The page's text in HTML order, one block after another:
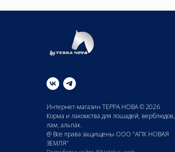
Интернет-магазин ТЕРРА НОВА © 2026
Корма и лакомства для лошадей, верблюдов,
лам, альпак.
@ Все права защищены ООО "АПК НОВАЯ
ЗЕМЛЯ"